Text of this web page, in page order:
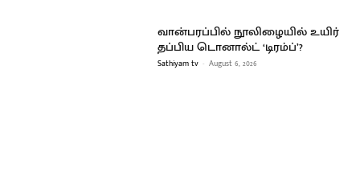
வான்பரப்பில் நூலிழையில் உயிர்
தப்பிய டொனால்ட் ‘டிரம்ப்’?
Sathiyam tv - August 6, 2026